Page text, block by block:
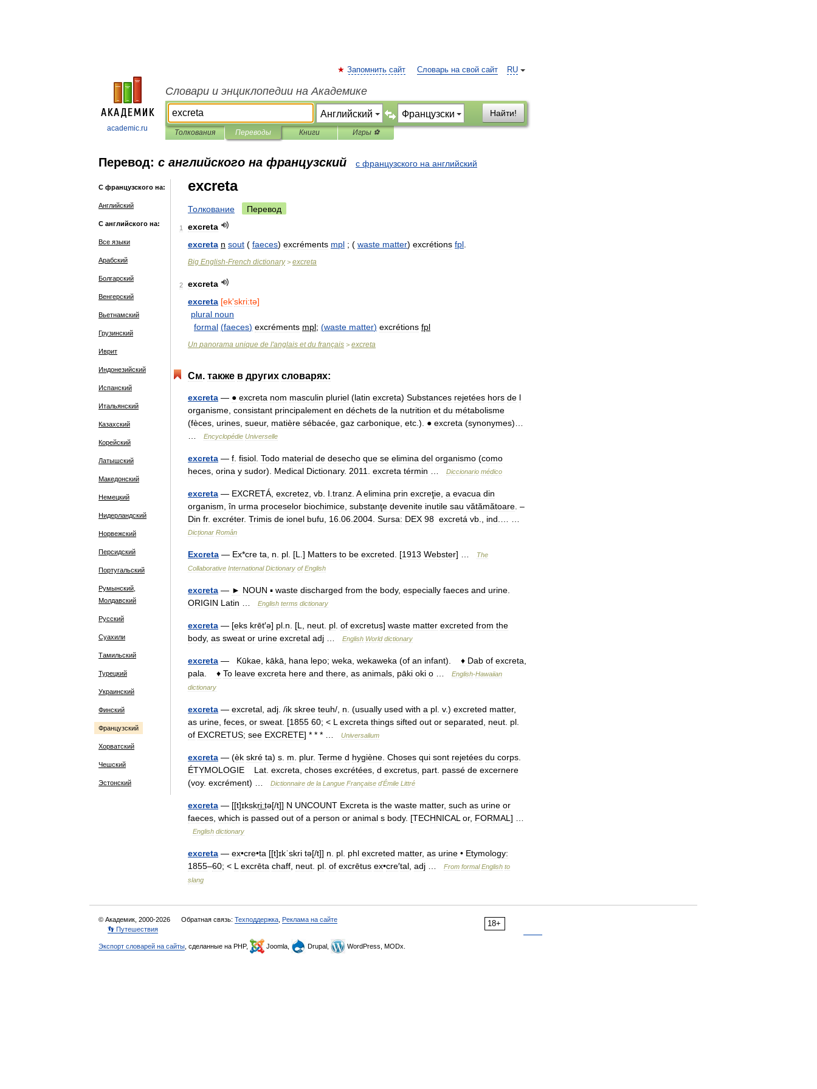
academic.ru
RU
Запомнить сайт Словарь на свой сайт
Словари и энциклопедии на Академике
Найти!
Толкования Переводы Книги Игры ⚽
Перевод: с английского на французский с французского на английский
С французского на:
Английский
С английского на:
Все языки
Арабский
Болгарский
Венгерский
Вьетнамский
Грузинский
Иврит
Индонезийский
Испанский
Итальянский
Казахский
Корейский
Латышский
Македонский
Немецкий
Нидерландский
Норвежский
Персидский
Португальский
Румынский,
Молдавский
Русский
Суахили
Тамильский
Турецкий
Украинский
Финский
Французский
Хорватский
Чешский
Эстонский
excreta
Толкование Перевод
1
excreta
excreta n sout ( faeces) excréments mpl ; ( waste matter) excrétions fpl
Big English-French dictionary> excreta
2
excreta
excreta [ek'skri:tə]
plural noun
formal (faeces) excréments mpl; (waste matter) excrétions fpl
Un panorama unique de l'anglais et du français > excreta
См. также в других словарях:
excreta — ● excreta nom masculin pluriel (latin excreta) Substances rejetées hors de l
organisme consistant principalement en déchets de la nutrition et du métabolisme
(fèces urines sueur, matière sébacée gaz carbonique etc .). ● excreta (synonymes)…
Encyclopédie Universelle
excreta — f fisiol Todo material de desecho que se elimina del organismo (como
heces orina y sudor). Medical Dictionary. 2011 excreta términ Diccionario médico
excreta — EXCRETÁ excretez vb I tranz A elimina prin excreţie a evacua din
organism ,în urma proceselor biochimice substanţe devenite inutile sau vătămătoare . –
Din fr. excréter. Trimis de ionel bufu 16 06 2004 Sursa: DEX 98 excretá vb ind
Dicționar Român
Excreta — Ex*cre ta n pl . [L .] Matters to be excreted . [1913 Webster] …
The
Collaborative International Dictionary of English
excreta — ► NOUN ▪ waste discharged from the body, especially faeces and urine
ORIGIN Latin English terms dictionary
excreta — [eks krēt′ə] pl n . [L neut pl of excretus] waste matter excreted from the
body, as sweat or urine excretal adj English World dictionary
excreta — Kūkae kākā hana lepo; weka wekaweka (of an infant). ♦ Dab of excreta
pala
♦ To leave excreta here and there as animals pāki oki o English-Hawaiian
dictionary
excreta — excretal adj . /ik skree teuh/, n . (usually used with a pl v.) excreted matter,
as urine feces or sweat . [1855 60; < L excreta things sifted out or separated neut pl
of EXCRETUS; see EXCRETE] * * * … Universalium
excreta — (èk skré ta) s m plur. Terme d hygiène Choses qui sont rejetées du corps
ÉTYMOLOGIE
Lat excreta choses excrétées d excretus part passé de excernere
(voy. excrément) … Dictionnaire de la Langue Française d'Émile Littré
excreta — [[t]ɪkskri͟ːtə[/t]] N UNCOUNT Excreta is the waste matter, such as urine or
faeces which is passed out of a person or animal s body. [TECHNICAL or, FORMAL ] …
English dictionary
excreta — ex•cre•ta [[t]ɪkˈskri tə[/t]] n pl phl excreted matter, as urine • Etymology:
1855–60; < L excrēta chaff neut pl of excrētus ex•cre′tal adj From formal English to
slang
18+
© Академик, 2000-2026 Обратная связь: Техподдержка Реклама на сайте
👣 Путешествия
Экспорт словарей на сайты , сделанные на PHP, Joomla, Drupal, WordPress, MODx.